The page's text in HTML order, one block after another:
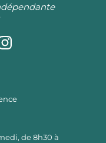
de 8h30 à